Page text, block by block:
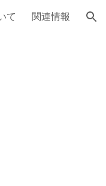
て 関連情報